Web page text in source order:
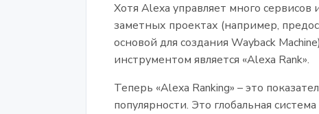
Хотя Alexa управляет много
заметных проектах (например,
основой для создания Wayback
инструментом является «Alexa Rank».
Теперь «Alexa Ranking» – это
популярности. Это глобальная